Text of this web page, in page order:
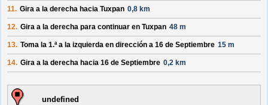
11. Gira a la derecha hacia Tuxpan 0,8 km
12. Gira a la derecha para continuar en Tuxpan 48 m
13. Toma la 1.ª a la izquierda en dirección a 16 de Septiembre 15 m
14. Gira a la derecha hacia 16 de Septiembre 0,2 km
undefined